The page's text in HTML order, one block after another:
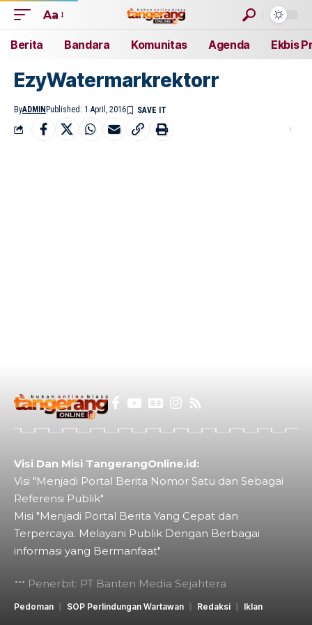
Aa
Berita Bandara Komunitas Agenda Ekbis
EzyWatermarkrektorr
ByADMIN Published: 1 April, 2016
Visi Dan Misi TangerangOnline.id:
Visi "Menjadi Portal Berita Nomor Satu dan Sebagai
Referensi Publik"
Misi "Menjadi Portal Berita Yang Cepat dan
Terpercaya. Melayani Publik Dengan Berbagai
informasi yang Bermanfaat"
Penerbit: PT Banten Media Sejahtera
Pedoman SOP Perlindungan Wartawan Redaksi Iklan